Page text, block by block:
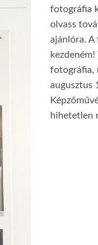
fotográfia
olvass
ajánlóra. A
fotográfia,
augusztus
hihetetlen